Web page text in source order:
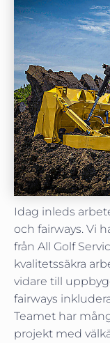
Idag inleds
och fairways. Vi
från All Golf
kvalitetssäkra
vidare till
fairways
Teamet har
projekt med